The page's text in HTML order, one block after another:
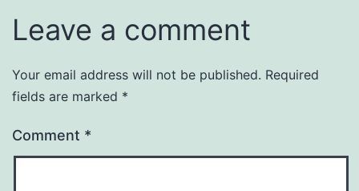
Leave a comment
Your email address will not be published. Required
fields are marked *
Comment *